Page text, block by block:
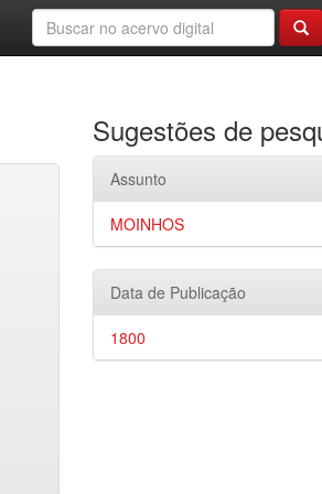
Sugestões de
Assunto
MOINHOS
Data de Publicação
1800